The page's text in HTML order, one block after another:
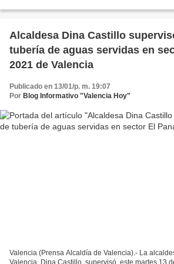
Alcaldesa Dina Castillo
tubería de aguas servidas en
2021 de Valencia
Publicado en 13/01/p. m. 19:07
Por Blog Informativo "Valencia Hoy"
Valencia (Prensa Alcaldía de Valencia).- La
Valencia, Dina Castillo, supervisó, este martes 13